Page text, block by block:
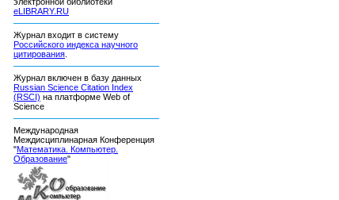
eLIBRARY.RU
Журнал входит в систему
Российского индекса научного
цитирования
Журнал включен в базу данных
Russian Science Citation Index
(RSCI) на платформе Web of
Science
Международная
Междисциплинарная Конференция
"Математика. Компьютер.
Образование"